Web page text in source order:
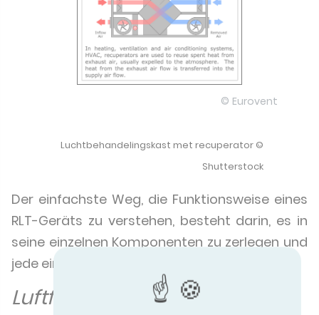
© Eurovent
Luchtbehandelingskast met recuperator ©
Shutterstock
Der einfachste Weg, die Funktionsweise eines
RLT-Geräts zu verstehen, besteht darin, es in
seine einzelnen Komponenten zu zerlegen und
jede einzelne zu betrachten.
Luftfilter